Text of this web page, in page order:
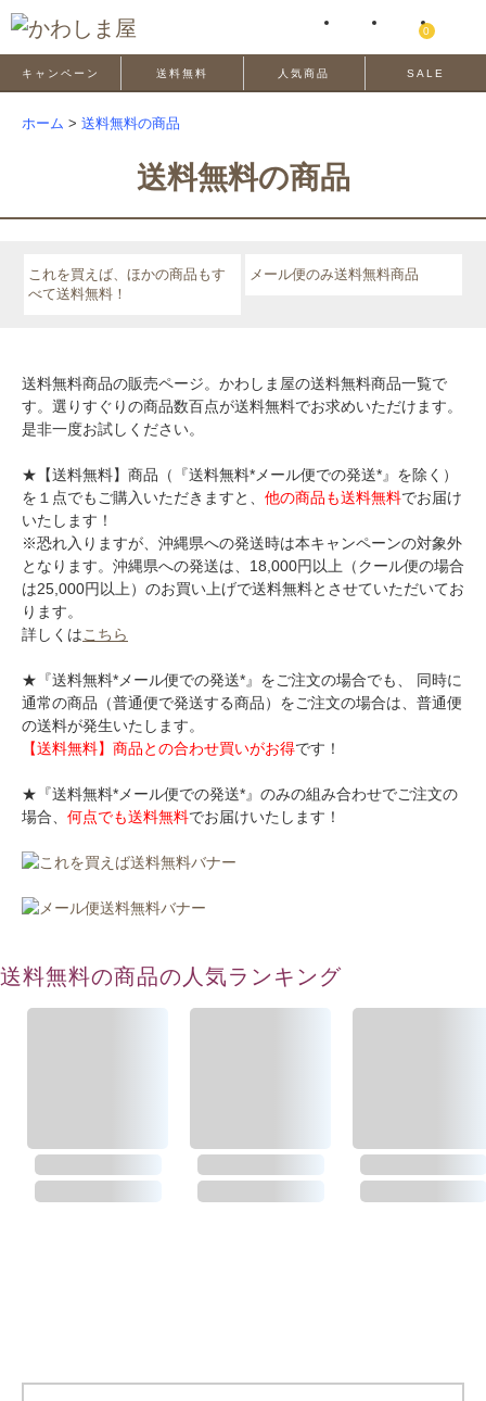
0
キャンペーン 送料無料 人気商品 SALE
ホーム > 送料無料の商品
送料無料の商品
これを買えば、ほかの商品もす
べて送料無料！
メール便のみ送料無料商品
送料無料商品の販売ページ。かわしま屋の送料無料商品一覧で
す。選りすぐりの商品数百点が送料無料でお求めいただけます。
是非一度お試しください。
★【送料無料】商品（『送料無料*メール便での発送*』を除く）
を１点でもご購入いただきますと、 他の商品も送料無料でお届け
いたします！
※恐れ入りますが、沖縄県への発送時は本キャンペーンの対象外
となります。沖縄県への発送は、18,000円以上（クール便の場合
は25,000円以上）のお買い上げで送料無料とさせていただいてお
ります。
詳しくはこちら
★『送料無料*メール便での発送*』をご注文の場合でも、 同時に
通常の商品（普通便で発送する商品）をご注文の場合は、普通便
の送料が発生いたします。
【送料無料】商品との合わせ買いがお得です！
★『送料無料*メール便での発送*』のみの組み合わせでご注文の
場合、 何点でも送料無料でお届けいたします！
送料無料の商品の人気ランキング